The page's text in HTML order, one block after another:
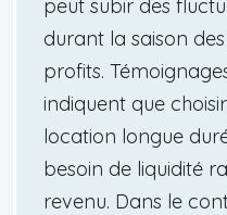
peut subir des
durant la saison
profits.
indiquent que
location longue
besoin de liquidité
revenu. Dans le